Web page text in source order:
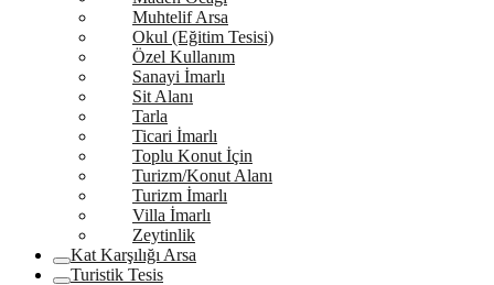
Muhtelif Arsa
Okul (Eğitim Tesisi)
Özel Kullanım
Sanayi İmarlı
Sit Alanı
Tarla
Ticari İmarlı
Toplu Konut İçin
Turizm/Konut Alanı
Turizm İmarlı
Villa İmarlı
Zeytinlik
Kat Karşılığı Arsa
Turistik Tesis